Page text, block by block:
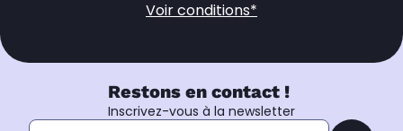
Voir conditions*
Restons en contact !
Inscrivez-vous à la newsletter